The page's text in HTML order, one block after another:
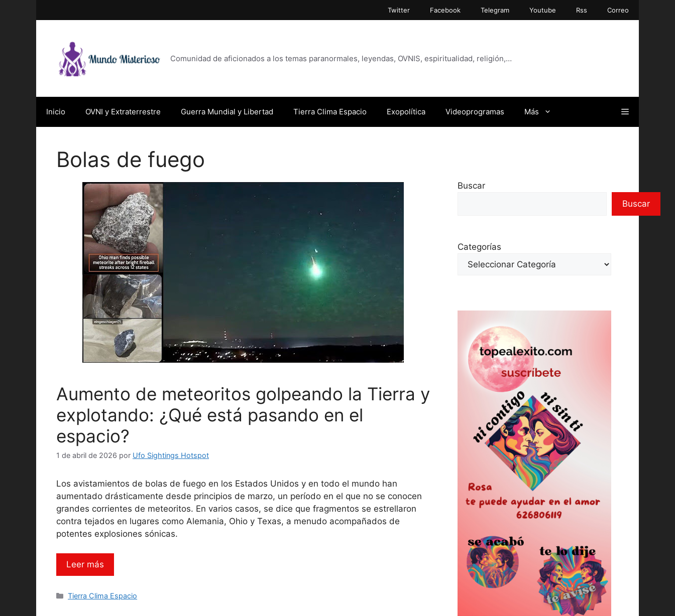
Twitter Facebook Telegram Youtube Rss Correo
Comunidad de aficionados a los temas paranormales, leyendas, OVNIS, espiritualidad, religión,…
Inicio OVNI y Extraterrestre Guerra Mundial y Libertad Tierra Clima Espacio Exopolítica Videoprogramas Más
Bolas de fuego
Aumento de meteoritos golpeando la Tierra y
explotando: ¿Qué está pasando en el
espacio?
1 de abril de 2026 por Ufo Sightings Hotspot
Los avistamientos de bolas de fuego en los Estados Unidos y en todo el mundo han
aumentado drásticamente desde principios de marzo, un período en el que no se conocen
grandes corrientes de meteoritos. En varios casos, se dice que fragmentos se estrellaron
contra tejados en lugares como Alemania, Ohio y Texas, a menudo acompañados de
potentes explosiones sónicas.
Leer más
Categorías
Tierra Clima Espacio
Buscar
Buscar
Categorías